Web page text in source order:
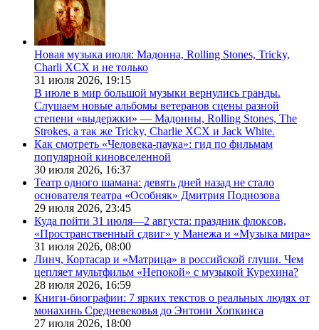
Новая музыка июля: Мадонна, Rolling Stones, Tricky,
Charli XCX и не только
31 июля 2026, 19:15
В июле в мир большой музыки вернулись гранды.
Слушаем новые альбомы ветеранов сцены разной
степени «выдержки» — Мадонны, Rolling Stones, The
Strokes, а так же Tricky, Charlie XCX и Jack White.
Как смотреть «Человека-паука»: гид по фильмам
популярной киновселенной
30 июля 2026, 16:37
Театр одного шамана: девять дней назад не стало
основателя театра «Особняк» Дмитрия Поднозова
29 июля 2026, 23:45
Куда пойти 31 июля—2 августа: праздник флоксов,
«Пространственный сдвиг» у Манежа и «Музыка мира»
31 июля 2026, 08:00
Линч, Кортасар и «Матрица» в российской глуши. Чем
цепляет мультфильм «Непокой» с музыкой Курехина?
28 июля 2026, 16:59
Книги-биографии: 7 ярких текстов о реальных людях от
монахинь Средневековья до Энтони Хопкинса
27 июля 2026, 18:00